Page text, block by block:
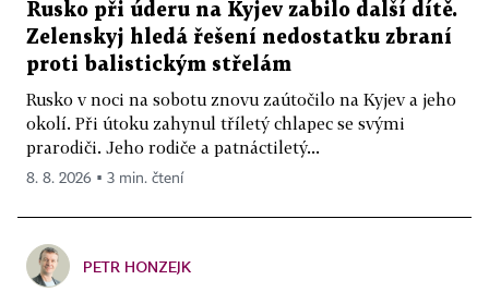
Rusko při úderu na Kyjev zabilo další dítě.
Zelenskyj hledá řešení nedostatku zbraní
proti balistickým střelám
Rusko v noci na sobotu znovu zaútočilo na Kyjev a jeho
okolí. Při útoku zahynul tříletý chlapec se svými
prarodiči. Jeho rodiče a patnáctiletý...
8. 8. 2026 ▪ 3 min. čtení
PETR HONZEJK